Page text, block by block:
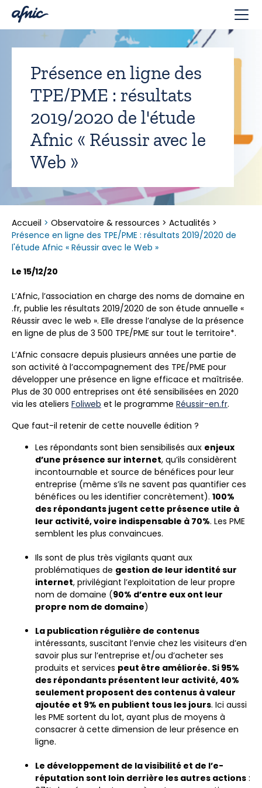
Présence en ligne des
TPE/PME : résultats
2019/2020 de l'étude
Afnic « Réussir avec le
Web »
Accueil > Observatoire & ressources > Actualités >
Présence en ligne des TPE/PME : résultats 2019/2020 de
l'étude Afnic « Réussir avec le Web »
Le 15/12/20
L’Afnic, l’association en charge des noms de domaine en
.fr, publie les résultats 2019/2020 de son étude annuelle «
Réussir avec le web ». Elle dresse l’analyse de la présence
en ligne de plus de 3 500 TPE/PME sur tout le territoire*.
L’Afnic consacre depuis plusieurs années une partie de
son activité à l’accompagnement des TPE/PME pour
développer une présence en ligne efficace et maîtrisée.
Plus de 30 000 entreprises ont été sensibilisées en 2020
via les ateliers Foliweb et le programme Réussir-en.fr.
Que faut-il retenir de cette nouvelle édition ?
Les répondants sont bien sensibilisés aux enjeux
d’une présence sur internet, qu’ils considèrent
incontournable et source de bénéfices pour leur
entreprise (même s’ils ne savent pas quantifier ces
bénéfices ou les identifier concrètement). 100%
des répondants jugent cette présence utile à
leur activité, voire indispensable à 70%. Les PME
semblent les plus convaincues.
Ils sont de plus très vigilants quant aux
problématiques de gestion de leur identité sur
internet, privilégiant l’exploitation de leur propre
nom de domaine (90% d’entre eux ont leur
propre nom de domaine)
La publication régulière de contenus
intéressants, suscitant l’envie chez les visiteurs d’en
savoir plus sur l’entreprise et/ou d’acheter ses
produits et services peut être améliorée. Si 95%
des répondants présentent leur activité, 40%
seulement proposent des contenus à valeur
ajoutée et 9% en publient tous les jours. Ici aussi
les PME sortent du lot, ayant plus de moyens à
consacrer à cette dimension de leur présence en
ligne.
Le développement de la visibilité et de l’e-
réputation sont loin derrière les autres actions :
Panneau de gestion des cookies